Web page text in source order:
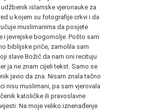
islamske vjeronauke za
u kojem su fotografije crkvi i da
muslimanima da posjete
i jevrejske bogomolje. Pošto sam
biblijske priče, zamolila sam
slave Božić da nam oni recituju
jer ja ne znam cijeli tekst. Samo se
javio da zna. Nisam znala tačno
nisu muslimani, pa sam vjerovala
katoličke ili pravoslavne
Na moje veliko iznenađenje